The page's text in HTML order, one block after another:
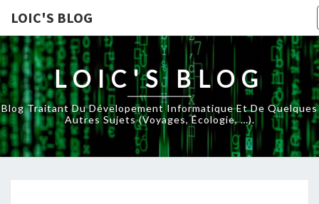
LOIC'S BLOG
LOIC'S BLOG
Blog Traitant Du Dévelopement Informatique Et De Quelques
Autres Sujets (voyages, Écologie, …).